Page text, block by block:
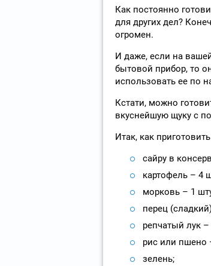
Как постоянно
для других дел?
огромен.
И даже, если на
бытовой прибор, то
использовать ее по
Кстати, можно
вкуснейшую щуку с
Итак, как
сайру в
картофель – 4
морковь – 1
перец
репчатый лук –
рис или пшено
зелень;